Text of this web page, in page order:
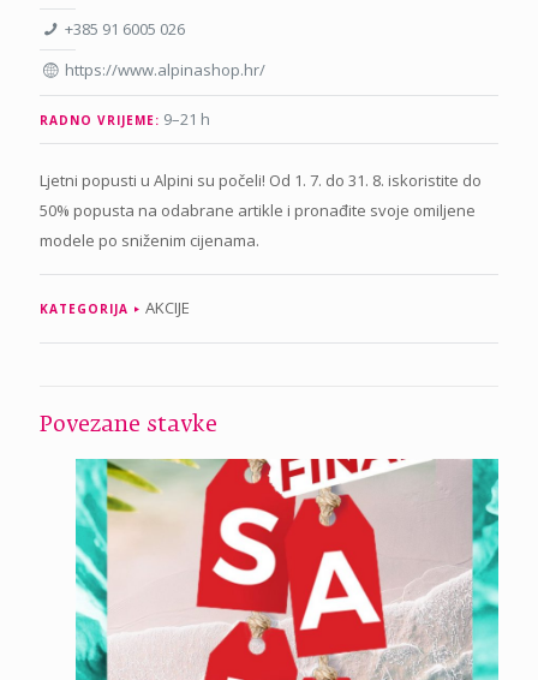
+385 91 6005 026
https://www.alpinashop.hr/
RADNO VRIJEME: 9–21 h
Ljetni popusti u Alpini su počeli! Od 1. 7. do 31. 8. iskoristite do
50% popusta na odabrane artikle i pronađite svoje omiljene
modele po sniženim cijenama.
KATEGORIJA AKCIJE
Povezane stavke